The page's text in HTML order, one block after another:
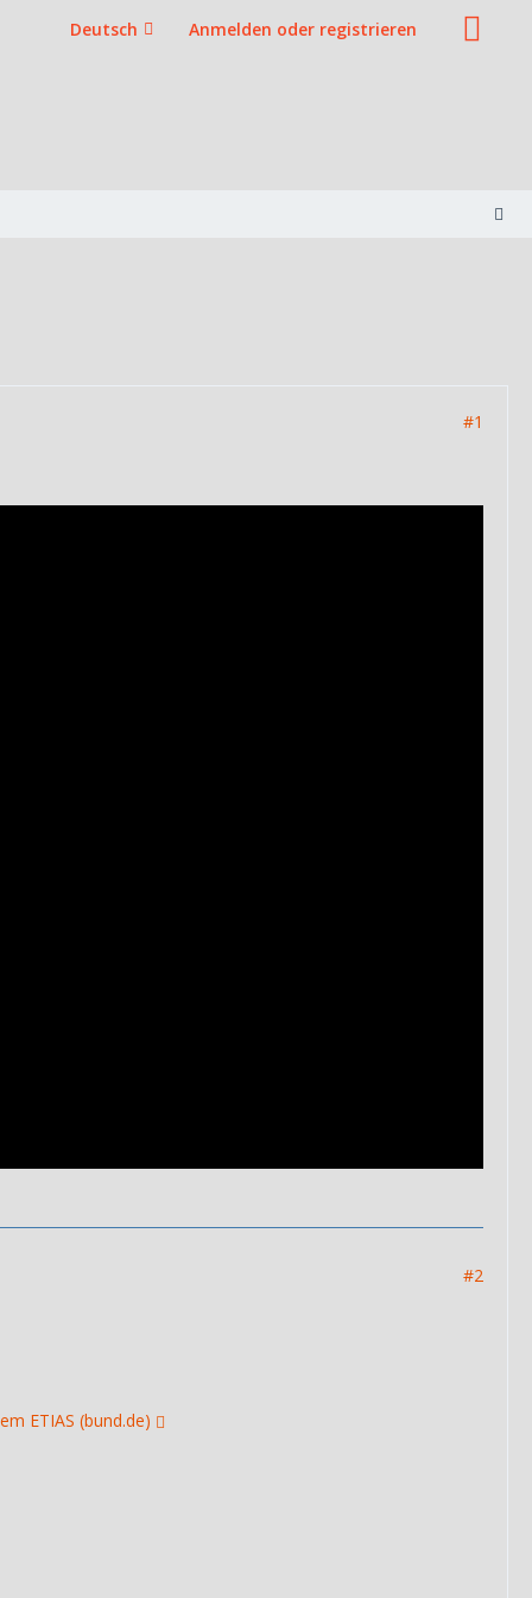
Deutsch Anmelden oder registrieren
#1
#2
ETIAS (bund.de)